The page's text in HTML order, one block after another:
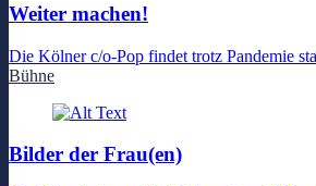
Weiter machen!
Die Kölner c/o-Pop findet trotz Pandemie
Bühne
Bilder der Frau(en)